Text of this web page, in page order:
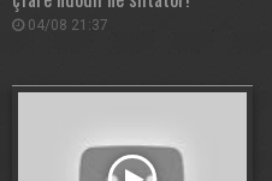
04/08 21:37